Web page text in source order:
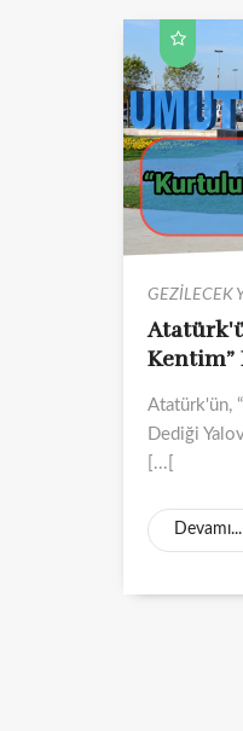
GEZİLECEK
Kentim”
Atatürk'ün,
Dediği
[...[
Devamı...